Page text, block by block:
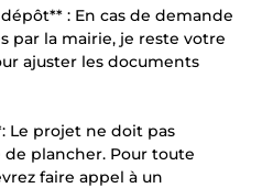
: En cas de demande
par la mairie, je reste votre
ajuster les documents
Le projet ne doit pas
de plancher. Pour toute
faire appel à un